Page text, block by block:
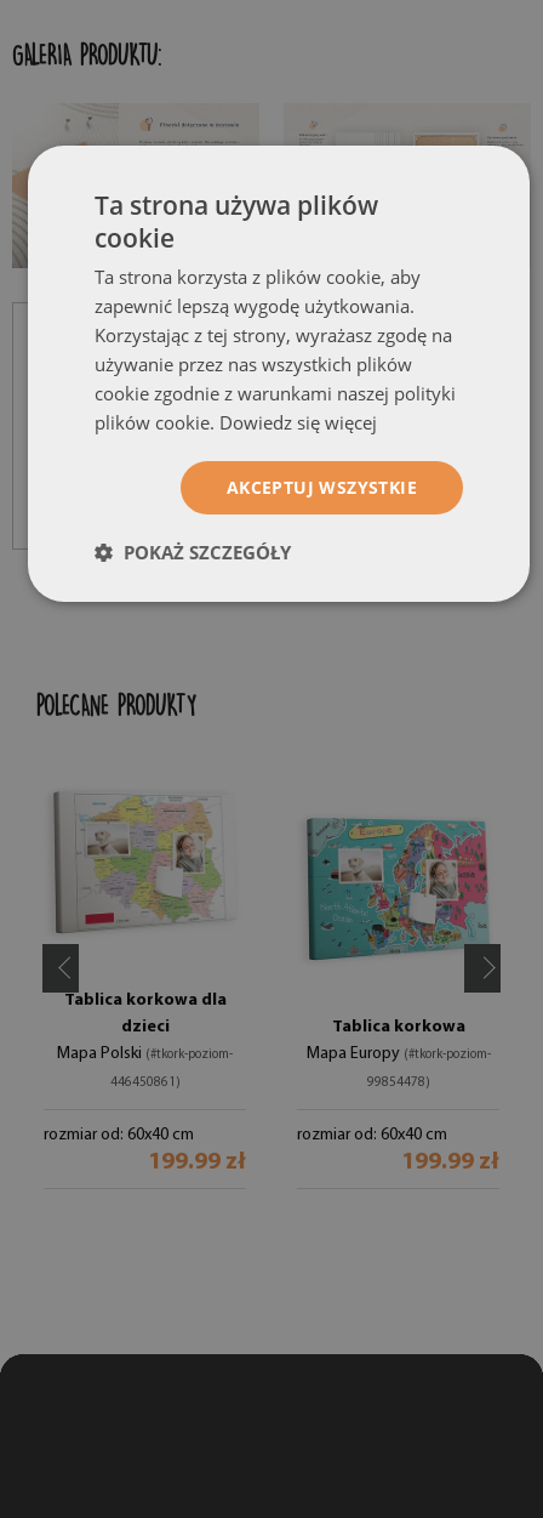
GALERIA PRODUKTU:
POLECANE PRODUKTY
Tablica korkowa dla
dzieci
Mapa Polski (#tkork-poziom-
446450861)
rozmiar od: 60x40 cm
199.99 zł
Tablica korkowa
Mapa Europy (#tkork-poziom-
99854478)
rozmiar od: 60x40 cm
199.99 zł
Ta strona używa plików
cookie
Ta strona korzysta z plików cookie, aby
zapewnić lepszą wygodę użytkowania.
Korzystając z tej strony, wyrażasz zgodę na
używanie przez nas wszystkich plików
cookie zgodnie z warunkami naszej polityki
plików cookie. Dowiedz się więcej
AKCEPTUJ WSZYSTKIE
POKAŻ SZCZEGÓŁY